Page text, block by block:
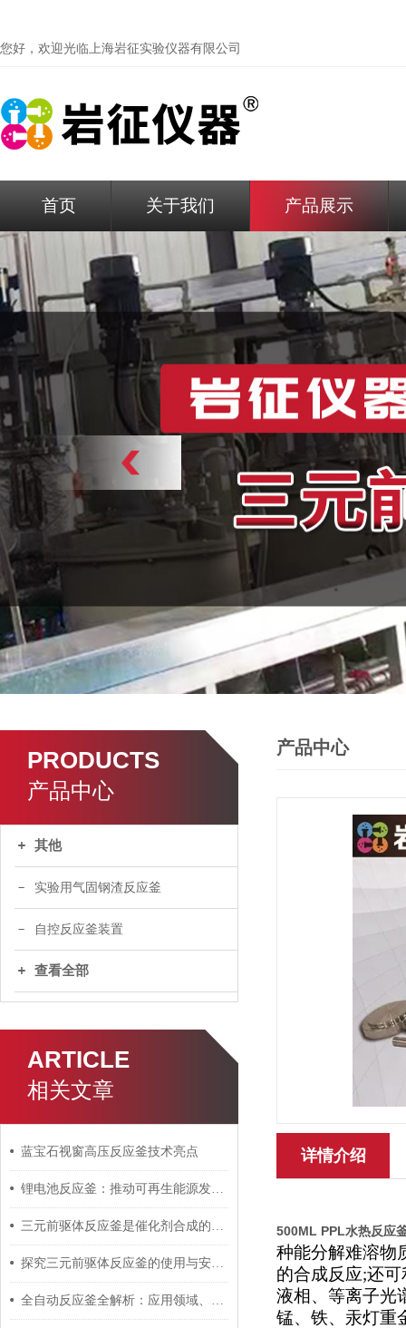
您好，欢迎光临上海岩征实验仪器有限公司
首页 关于我们 产品展示
PRODUCTS
产品中心
其他
实验用气固钢渣反应釜
自控反应釜装置
查看全部
ARTICLE
相关文章
蓝宝石视窗高压反应釜技术亮点
锂电池反应釜：推动可再生能源发展的关键
三元前驱体反应釜是催化剂合成的设备
探究三元前驱体反应釜的使用与安全注意事项
全自动反应釜全解析：应用领域、操作流程与保养要点
产品中心
详情介绍
500ML PPL水热反应
种能分解难溶物
的合成反应;还
液相、等离子光
锰、铁、汞灯重